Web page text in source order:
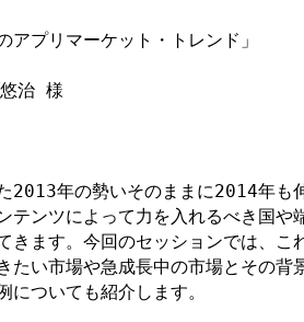
アプリマーケット・トレンド」
2013年の勢いそのままに2014年も
テンツによって力を入れるべき国や
きます。今回のセッションでは、こ
たい市場や急成長中の市場とその背
についても紹介します。